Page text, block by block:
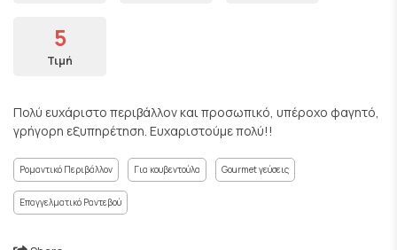
5
Τιμή
Πολύ ευχάριστο περιβάλλον και προσωπικό, υπέροχο φαγητό,
γρήγορη εξυπηρέτηση. Ευχαριστούμε πολύ!!
Ρομαντικό Περιβάλλον Για κουβεντούλα Gourmet γεύσεις
Επαγγελματικό Ραντεβού